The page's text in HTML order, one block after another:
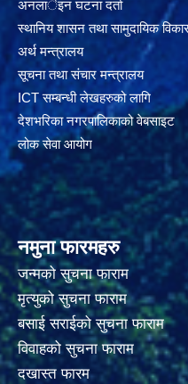
अनलार्इन घटना दर्ता
स्थानिय शासन तथा सामुदायिक
अर्थ मन्त्रालय
सूचना तथा संचार मन्त्रालय
ICT सम्बन्धी लेखहरुको लागि
देशभरिका नगरपालिकाको वेबसाइट
लोक सेवा आयोग
नमुना फारमहरु
जन्मको सुचना फाराम
मृत्युको सुचना फाराम
बसाई सराईको सुचना फाराम
विवाहको सुचना फाराम
दखास्त फारम